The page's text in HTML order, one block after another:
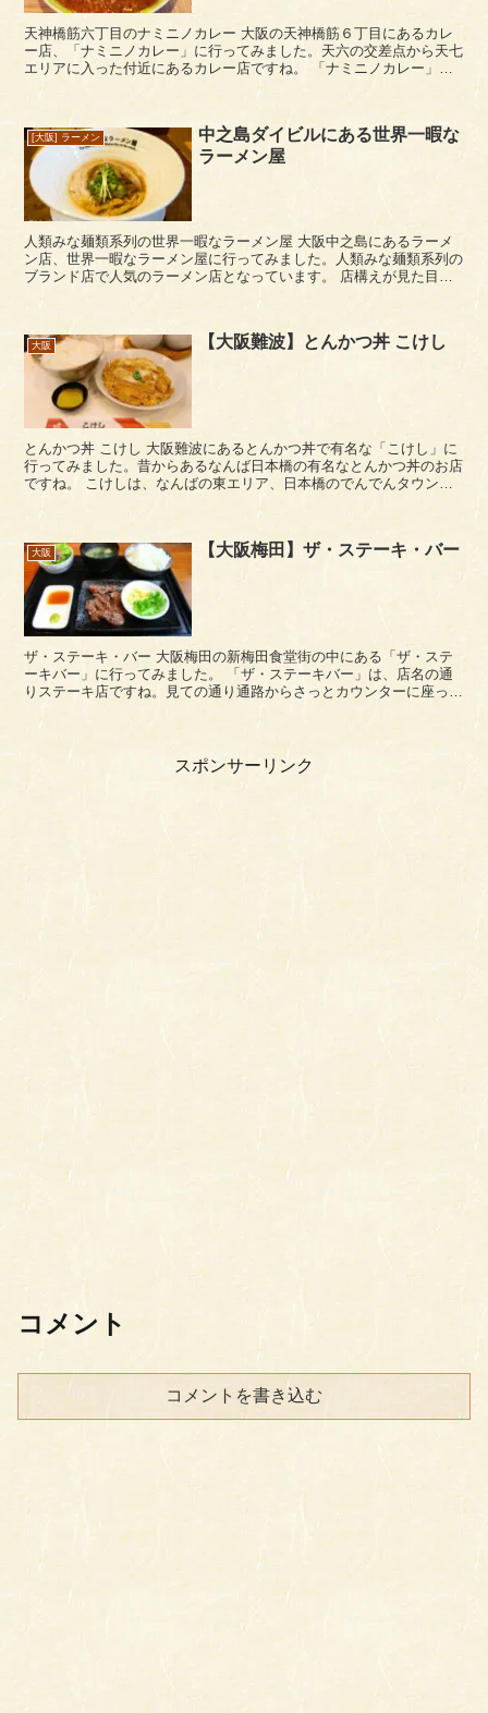
天神橋筋六丁目のナミニノカレー 大阪の天神橋筋６丁目にあるカレ
ー店、「ナミニノカレー」に行ってみました。天六の交差点から天七
エリアに入った付近にあるカレー店ですね。 「ナミニノカレー」
[大阪] ラーメン
中之島ダイビルにある世界一暇な
ラーメン屋
人類みな麺類系列の世界一暇なラーメン屋 大阪中之島にあるラーメ
ン店、世界一暇なラーメン屋に行ってみました。人類みな麺類系列の
ブランド店で人気のラーメン店となっています。 店構えが見た目か
大阪 【大阪難波】とんかつ丼 こけし
とんかつ丼 こけし 大阪難波にあるとんかつ丼で有名な「こけし」に
行ってみました。昔からあるなんば日本橋の有名なとんかつ丼のお店
ですね。 こけしは、なんばの東エリア、日本橋のでんでんタウン電
大阪 【大阪梅田】ザ・ステーキ・バー
ザ・ステーキ・バー 大阪梅田の新梅田食堂街の中にある「ザ・ステ
ーキバー」に行ってみました。 「ザ・ステーキバー」は、店名の通
りステーキ店ですね。見ての通り通路からさっとカウンターに座って
スポンサーリンク
コメント
コメントを書き込む